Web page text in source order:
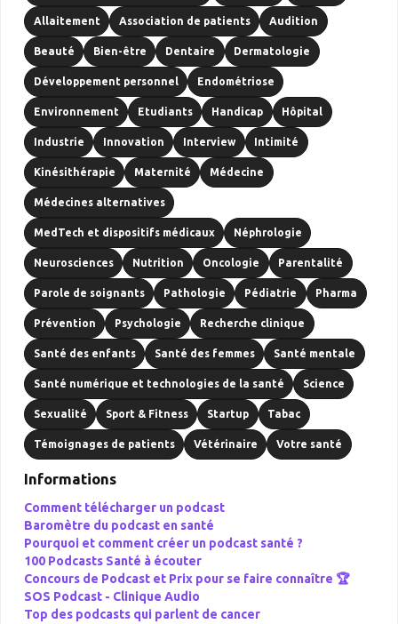
Allaitement Association de patients Audition
Beauté Bien-être Dentaire Dermatologie
Développement personnel Endométriose
Environnement Etudiants Handicap Hôpital
Industrie Innovation Interview Intimité
Kinésithérapie Maternité Médecine
Médecines alternatives
MedTech et dispositifs médicaux Néphrologie
Neurosciences Nutrition Oncologie Parentalité
Parole de soignants Pathologie Pédiatrie Pharma
Prévention Psychologie Recherche clinique
Santé des enfants Santé des femmes Santé mentale
Santé numérique et technologies de la santé Science
Sexualité Sport & Fitness Startup Tabac
Témoignages de patients Vétérinaire Votre santé
Informations
Comment télécharger un podcast
Baromètre du podcast en santé
Pourquoi et comment créer un podcast santé ?
100 Podcasts Santé à écouter
Concours de Podcast et Prix pour se faire connaître 🏆
SOS Podcast - Clinique Audio
Top des podcasts qui parlent de cancer